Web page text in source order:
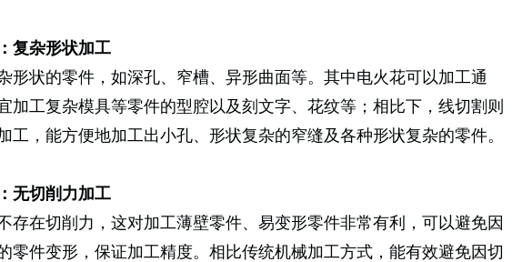
复杂形状加工
形状的零件，如深孔、窄槽、异形曲面等。其中电火花可以加工通
加工复杂模具等零件的型腔以及刻文字、花纹等；相比下，线切割则
工，能方便地加工出小孔、形状复杂的窄缝及各种形状复杂的零件。
无切削力加工
存在切削力，这对加工薄壁零件、易变形零件非常有利，可以避免因
零件变形，保证加工精度。相比传统机械加工方式，能有效避免因切